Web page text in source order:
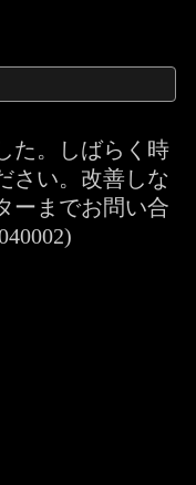
た。しばらく時
さい。改善しな
ーまでお問い合